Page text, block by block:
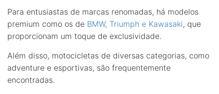
Para entusiastas de marcas renomadas, há modelos
premium como os de BMW, Triumph e Kawasaki, que
proporcionam um toque de exclusividade.
Além disso, motocicletas de diversas categorias, como
adventure e esportivas, são frequentemente
encontradas.